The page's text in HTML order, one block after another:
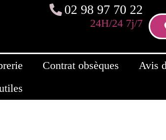
02 98 97 70 22
24H/24 7j/7
Contrat obsèques
Avis